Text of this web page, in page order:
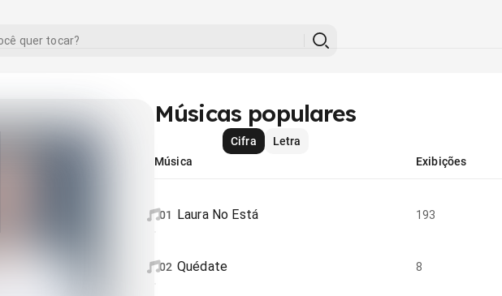
Músicas populares
Cifra
Letra
Música
Exibições
01 Laura No Está 193
02 Quédate 8